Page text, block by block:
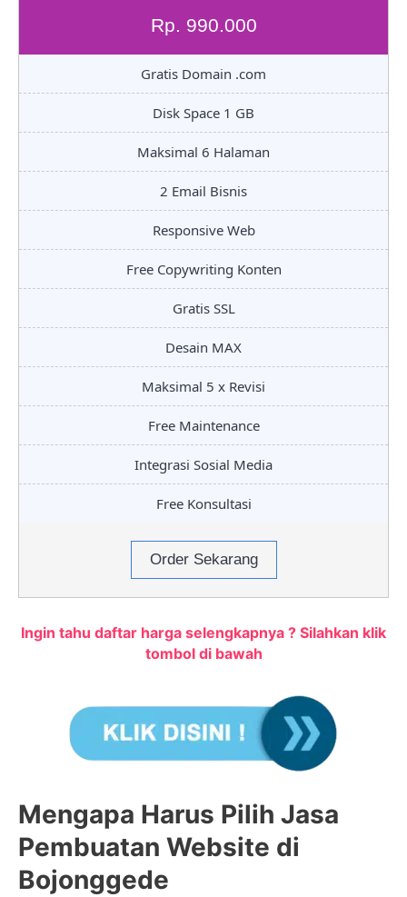
Rp. 990.000
Gratis Domain .com
Disk Space 1 GB
Maksimal 6 Halaman
2 Email Bisnis
Responsive Web
Free Copywriting Konten
Gratis SSL
Desain MAX
Maksimal 5 x Revisi
Free Maintenance
Integrasi Sosial Media
Free Konsultasi
Order Sekarang
Ingin tahu daftar harga selengkapnya ? Silahkan klik
tombol di bawah
Mengapa Harus Pilih Jasa
Pembuatan Website di
Bojonggede